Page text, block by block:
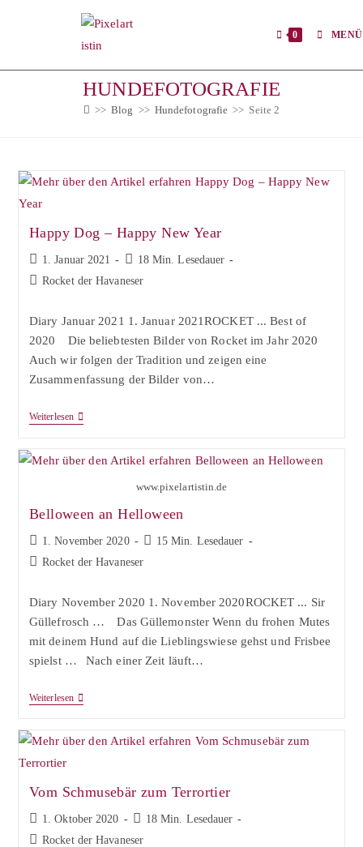
0 MENÜ
HUNDEFOTOGRAFIE
>> Blog >> Hundefotografie >> Seite 2
Happy Dog – Happy New Year
Beitrag
veröffentlicht:
1. Januar 2021 Lesedauer:
18 Min. Lesedauer
Beitrags-
Rocket der Havaneser
Diary Januar 2021 1. Januar 2021ROCKET ... Best of
2020⠀ Die beliebtesten Bilder von Rocket im Jahr 2020
Auch wir folgen der Tradition und zeigen eine
Zusammenfassung der Bilder von…
WeiterlesenHappy
Happy
New
www.pixelartistin.de
Belloween an Helloween
Beitrag
veröffentlicht:
1. November 2020 Lesedauer:
15 Min. Lesedauer
Beitrags-
Rocket der Havaneser
Diary November 2020 1. November 2020ROCKET ... Sir
Güllefrosch …⠀ Das Güllemonster Wenn du frohen Mutes
mit deinem Hund auf die Lieblingswiese gehst und Frisbee
spielst …⠀Nach einer Zeit läuft…
WeiterlesenBelloween
Vom Schmusebär zum Terrortier
Beitrag
veröffentlicht:
1. Oktober 2020 Lesedauer:
18 Min. Lesedauer
Beitrags-
Rocket der Havaneser